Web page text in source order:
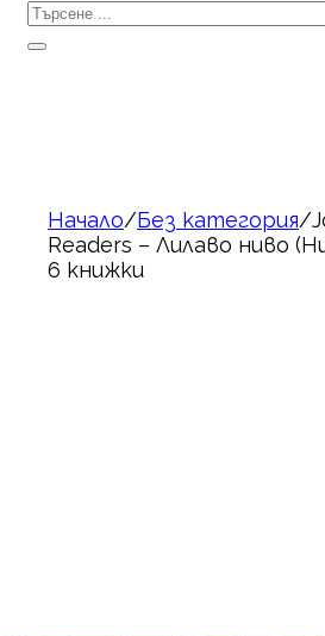
Търсене
Начало/Без категория/
Readers – Лилаво ниво
6 книжки